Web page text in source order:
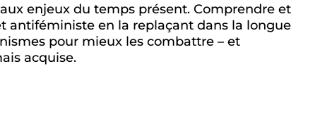
enjeux du temps présent. Comprendre et
antiféministe en la replaçant dans la longue
pour mieux les combattre – et
acquise.